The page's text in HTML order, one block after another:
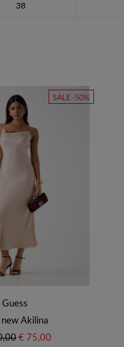
38
SALE -50%
Guess
new Akilina
€ 75,00